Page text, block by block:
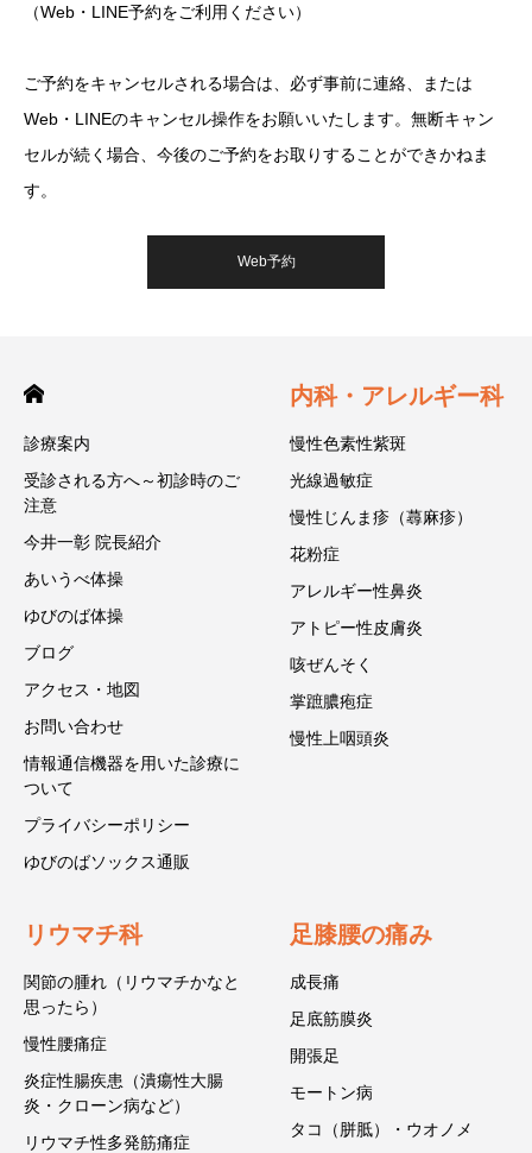
（Web・LINE予約をご利用ください）
ご予約をキャンセルされる場合は、必ず事前に連絡、または
Web・LINEのキャンセル操作をお願いいたします。無断キャン
セルが続く場合、今後のご予約をお取りすることができかねま
す。
Web予約
診療案内
受診される方へ～初診時のご
注意
今井一彰 院長紹介
あいうべ体操
ゆびのば体操
ブログ
アクセス・地図
お問い合わせ
情報通信機器を用いた診療に
ついて
プライバシーポリシー
ゆびのばソックス通販
内科・アレルギー科
慢性色素性紫斑
光線過敏症
慢性じんま疹（蕁麻疹）
花粉症
アレルギー性鼻炎
アトピー性皮膚炎
咳ぜんそく
掌蹠膿疱症
慢性上咽頭炎
リウマチ科
関節の腫れ（リウマチかなと
思ったら）
慢性腰痛症
炎症性腸疾患（潰瘍性大腸
炎・クローン病など）
リウマチ性多発筋痛症
足膝腰の痛み
成長痛
足底筋膜炎
開張足
モートン病
タコ（胼胝）・ウオノメ